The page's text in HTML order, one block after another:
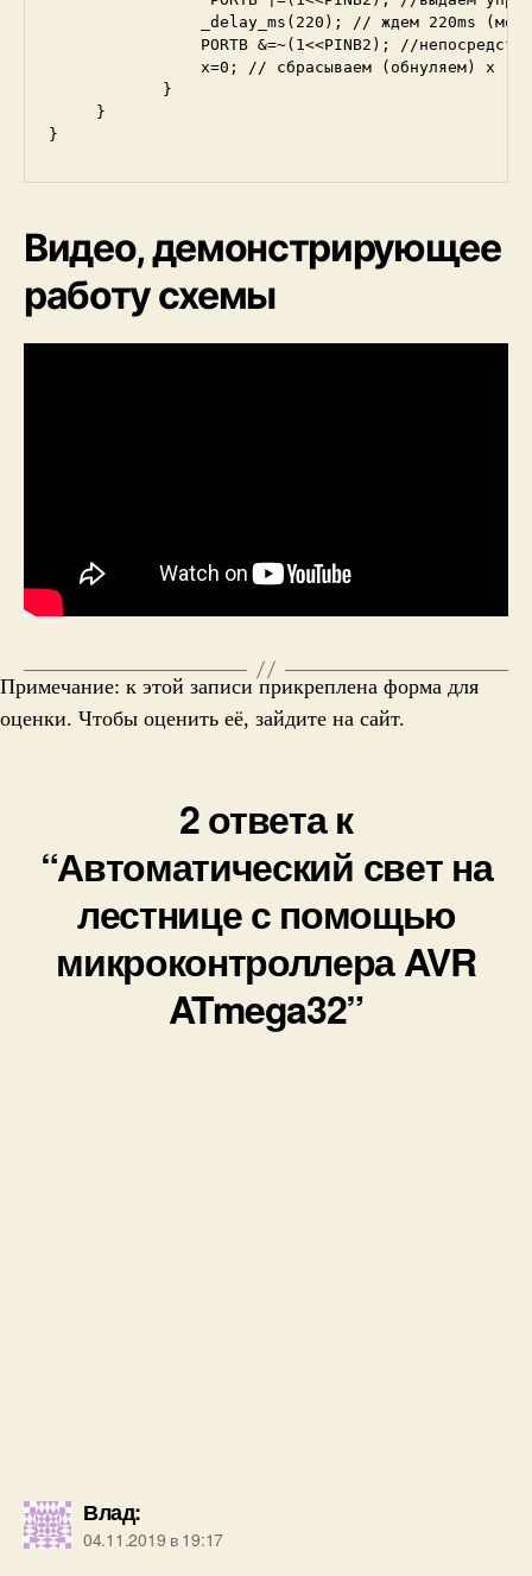
_delay_ms(220); // ждем 220ms
PORTB &=~(1<<PINB2); //
                x=0; // сбрасываем (обнуляем) x
            }
     }
}
Видео, демонстрирующее
работу схемы
Примечание: к этой записи прикреплена форма для
оценки. Чтобы оценить её, зайдите на сайт.
2 ответа к
“Автоматический свет на
лестнице с помощью
микроконтроллера AVR
ATmega32”
Влад:
04.11.2019 в 19:17